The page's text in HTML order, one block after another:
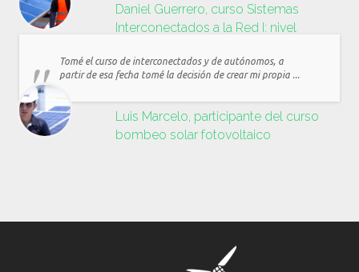
Daniel Guerrero, curso Sistemas
Interconectados a la Red I: nivel
Tomé el curso de interconectados y de autónomos, a
partir de esa fecha tomé la decisión de crear mi propia ...
Luis Marcelo, participante del curso
bombeo solar fotovoltaico